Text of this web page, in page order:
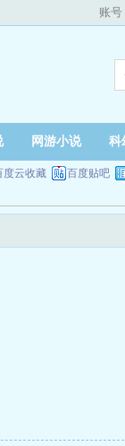
账号
网游小说 科
度云收藏 百度贴吧